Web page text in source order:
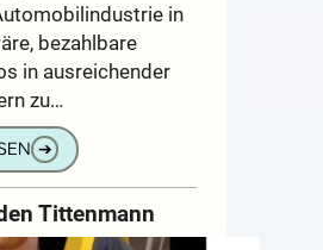
in
bezahlbare
in ausreichender
zu…
➔
Tittenmann